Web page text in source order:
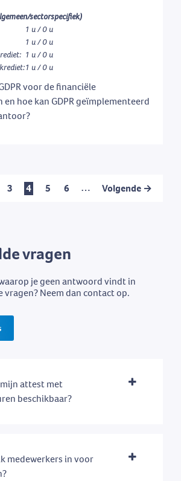
sectorspecifiek)
1 u / 0 u
1 u / 0 u
1 u / 0 u
1 u / 0 u
voor de financiële
hoe kan GDPR geïmplementeerd
3 4 5 6 … Volgende →
vragen
je geen antwoord vindt in
vragen? Neem dan contact op.
attest met
beschikbaar?
medewerkers in voor